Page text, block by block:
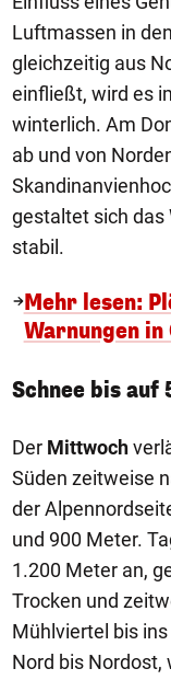
Luftmassen in
gleichzeitig aus
einfließt, wird es
winterlich. Am
ab und von
gestaltet sich
stabil.
Mehr lesen:
Warnungen
Schnee bis
Der Mittwoch
Süden zeitweise
der
und 900 Meter.
1.200 Meter an,
Trocken und
Mühlviertel bis
Nord bis